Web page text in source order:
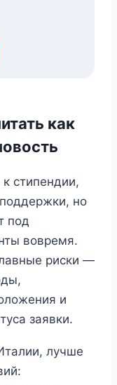
как
стипендии,
но
под
вовремя.
риски —
и
заявки.
лучше